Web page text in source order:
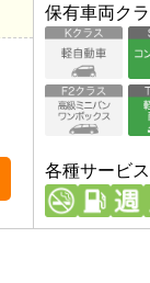
保有車両ク
各種サービス